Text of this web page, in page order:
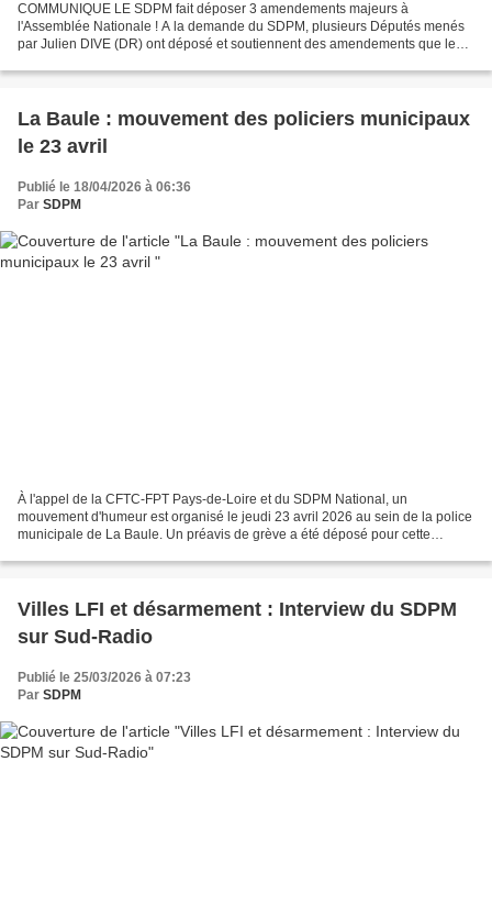
COMMUNIQUE LE SDPM fait déposer 3 amendements majeurs à
l'Assemblée Nationale ! A la demande du SDPM, plusieurs Députés menés
par Julien DIVE (DR) ont déposé et soutiennent des amendements que le
La Baule : mouvement des policiers municipaux
le 23 avril
Publié le 18/04/2026 à 06:36
Par SDPM
À l'appel de la CFTC-FPT Pays-de-Loire et du SDPM National, un
mouvement d'humeur est organisé le jeudi 23 avril 2026 au sein de la police
municipale de La Baule. Un préavis de grève a été déposé pour cette
Villes LFI et désarmement : Interview du SDPM
sur Sud-Radio
Publié le 25/03/2026 à 07:23
Par SDPM